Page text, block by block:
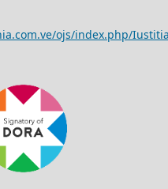
ojs/index.php/